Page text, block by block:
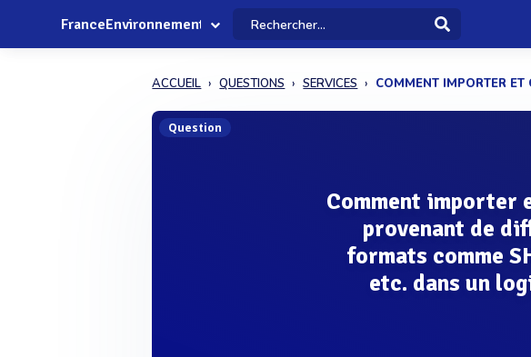
FranceEnvironnement
ACCUEIL QUESTIONS SERVICES COMMENT IMPORTER ET
Question
Comment importer
provenant de
formats comme
etc. dans un